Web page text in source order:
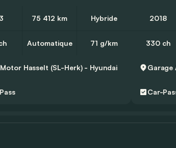
75 412 km Hybride
Automatique 71 g/km
Motor Hasselt (SL-Herk) - Hyundai
2018
330 ch
Car-